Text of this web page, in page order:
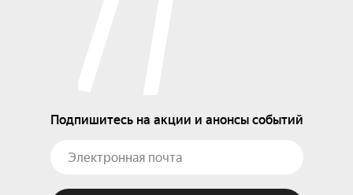
Подпишитесь на акции и анонсы событий